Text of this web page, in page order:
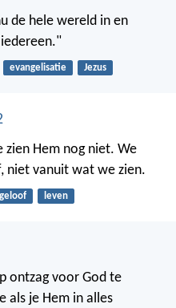
de hele wereld in en
evangelisatie Jezus
zien Hem nog niet. We
niet vanuit wat we zien.
geloof leven
ontzag voor God te
als je Hem in alles